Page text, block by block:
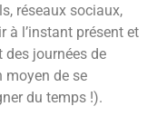
réseaux sociaux,
à l’instant présent et
des journées de
moyen de se
du temps !).